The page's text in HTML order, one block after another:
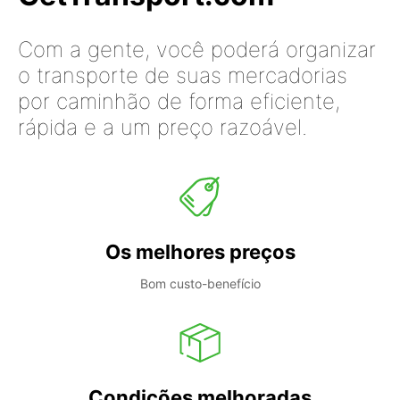
Com a gente, você poderá organizar
o transporte de suas mercadorias
por caminhão de forma eficiente,
rápida e a um preço razoável.
Os melhores preços
Bom custo-benefício